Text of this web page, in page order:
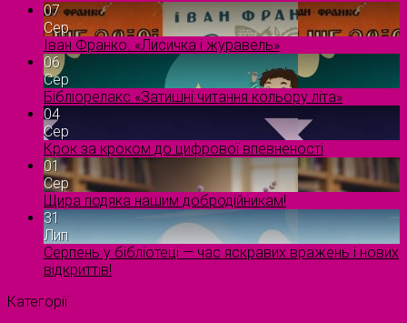
07
Сер
Іван Франко. «Лисичка і журавель»
06
Сер
Бібліорелакс «Затишні читання кольору літа»
04
Сер
Крок за кроком до цифрової впевненості
01
Сер
Щира подяка нашим добродійникам!
31
Лип
Серпень у бібліотеці — час яскравих вражень і нових
відкриттів!
Категорії